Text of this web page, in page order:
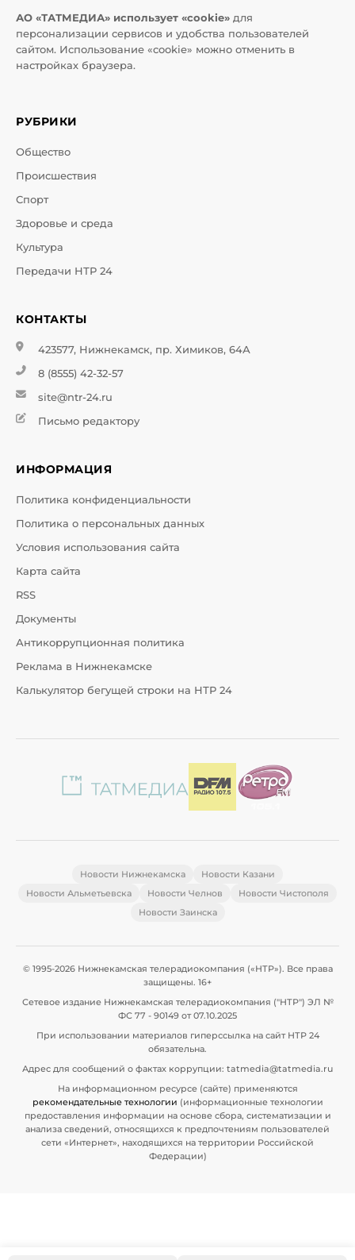
АО «ТАТМЕДИА» использует «cookie» для
персонализации сервисов и удобства пользователей
сайтом. Использование «cookie» можно отменить в
настройках браузера.
РУБРИКИ
Общество
Происшествия
Спорт
Здоровье и среда
Культура
Передачи НТР 24
КОНТАКТЫ
423577, Нижнекамск, пр. Химиков, 64А
8 (8555) 42-32-57
site@ntr-24.ru
Письмо редактору
ИНФОРМАЦИЯ
Политика конфиденциальности
Политика о персональных данных
Условия использования сайта
Карта сайта
RSS
Документы
Антикоррупционная политика
Реклама в Нижнекамске
Калькулятор бегущей строки на НТР 24
Новости Нижнекамска
Новости Казани
Новости Альметьевска
Новости Челнов
Новости Чистополя
Новости Заинска
© 1995-2026 Нижнекамская телерадиокомпания («НТР»). Все права
защищены. 16+
Сетевое издание Нижнекамская телерадиокомпания ("НТР") ЭЛ №
ФС 77 - 90149 от 07.10.2025
При использовании материалов гиперссылка на сайт НТР 24
обязательна.
Адрес для сообщений о фактах коррупции: tatmedia@tatmedia.ru
На информационном ресурсе (сайте) применяются
рекомендательные технологии (информационные технологии
предоставления информации на основе сбора, систематизации и
анализа сведений, относящихся к предпочтениям пользователей
сети «Интернет», находящихся на территории Российской
Федерации)